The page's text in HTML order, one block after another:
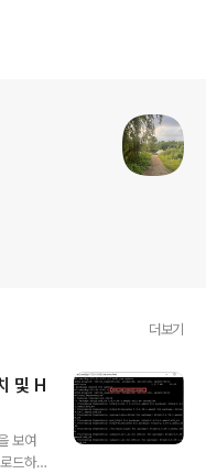
더보기
및 H
보여
드하